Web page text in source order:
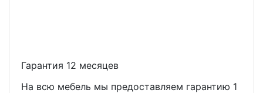
Гарантия 12 месяцев
На всю мебель мы предоставляем гарантию 1